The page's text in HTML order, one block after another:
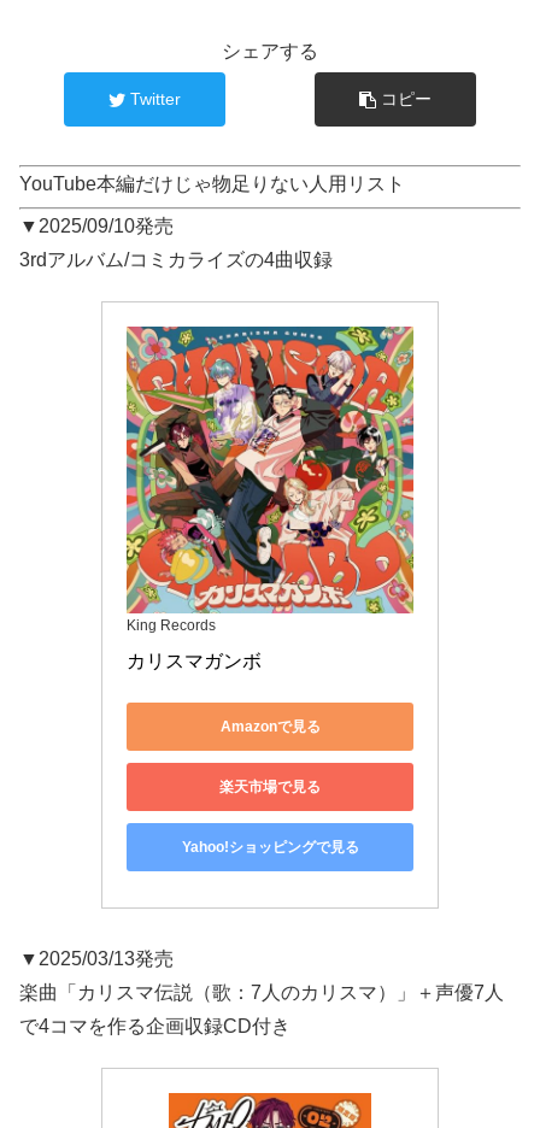
シェアする
Twitter コピー
YouTube本編だけじゃ物足りない人用リスト
▼2025/09/10発売
3rdアルバム/コミカライズの4曲収録
King Records
カリスマガンボ
Amazonで見る
楽天市場で見る
Yahoo!ショッピングで見る
▼2025/03/13発売
楽曲「カリスマ伝説（歌：7人のカリスマ）」＋声優7人
で4コマを作る企画収録CD付き